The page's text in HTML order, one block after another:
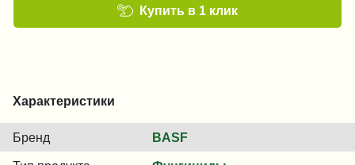
Купить в 1 клик
Характеристики
Бренд BASF